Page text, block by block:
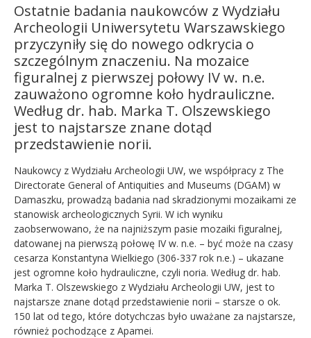
Ostatnie badania naukowców z Wydziału
Archeologii Uniwersytetu Warszawskiego
przyczyniły się do nowego odkrycia o
szczególnym znaczeniu. Na mozaice
figuralnej z pierwszej połowy IV w. n.e.
zauważono ogromne koło hydrauliczne.
Według dr. hab. Marka T. Olszewskiego
jest to najstarsze znane dotąd
przedstawienie norii.
Naukowcy z Wydziału Archeologii UW, we współpracy z The
Directorate General of Antiquities and Museums (DGAM) w
Damaszku, prowadzą badania nad skradzionymi mozaikami ze
stanowisk archeologicznych Syrii. W ich wyniku
zaobserwowano, że na najniższym pasie mozaiki figuralnej,
datowanej na pierwszą połowę IV w. n.e. – być może na czasy
cesarza Konstantyna Wielkiego (306-337 rok n.e.) – ukazane
jest ogromne koło hydrauliczne, czyli noria. Według dr. hab.
Marka T. Olszewskiego z Wydziału Archeologii UW, jest to
najstarsze znane dotąd przedstawienie norii – starsze o ok.
150 lat od tego, które dotychczas było uważane za najstarsze,
również pochodzące z Apamei.